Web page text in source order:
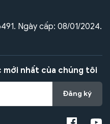
Ngày cấp: 08/01/2024.
nhất của chúng tôi
Đăng ký